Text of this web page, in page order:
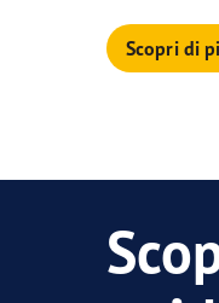
Scopri di